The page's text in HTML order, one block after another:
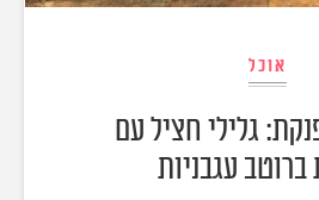
אוכל
גלילי חציל עם
ברוטב עגבניות